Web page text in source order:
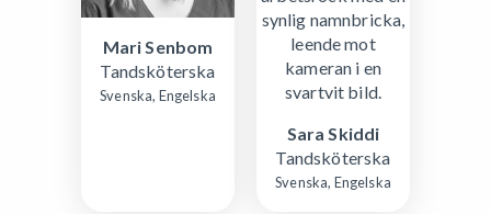
Mari Senbom
Tandsköterska
Svenska, Engelska
Sara Skiddi
Tandsköterska
Svenska, Engelska